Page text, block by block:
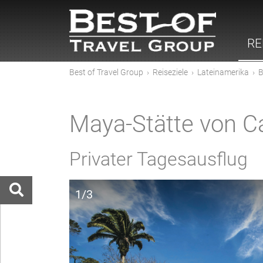
Best of Travel Group › Reiseziele › Lateinamerika ›
Maya-Stätte von
Privater Tagesausflug
1/3